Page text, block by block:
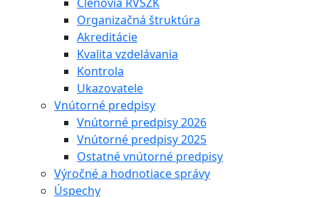
Organizačná štruktúra
Akreditácie
Kvalita vzdelávania
Kontrola
Ukazovatele
Vnútorné predpisy
Vnútorné predpisy 2026
Vnútorné predpisy 2025
Ostatné vnútorné predpisy
Výročné a hodnotiace správy
Úspechy